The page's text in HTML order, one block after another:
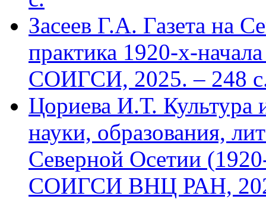
Засеев Г.А. Газета на
практика 1920-х-
СОИГСИ, 2025. – 248
Цориева И.Т. Культура
науки, образования,
Северной Осетии
СОИГСИ ВНЦ РАН,